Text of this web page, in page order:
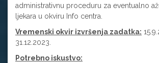
administrativnu proceduru za eventualno
ljekara u okviru Info centra.
Vremenski okvir izvršenja zadatka:
31.12.2023.
Potrebno iskustvo: